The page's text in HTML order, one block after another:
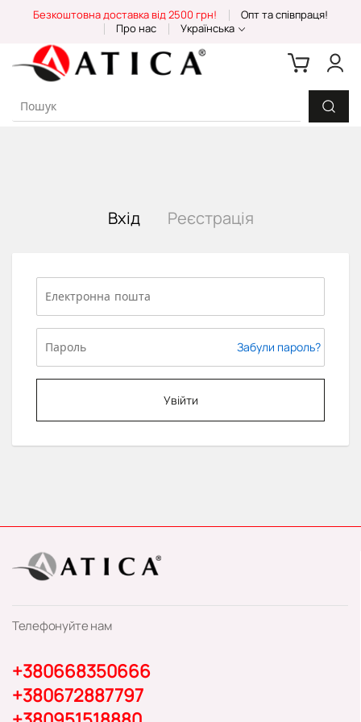
Content
Безкоштовна доставка від 2500 грн!
Опт та співпраця!
Про нас
Українська
Вхід Реєстрація
Забули пароль?
Увійти
Телефонуйте нам
+380668350666
+380672887797